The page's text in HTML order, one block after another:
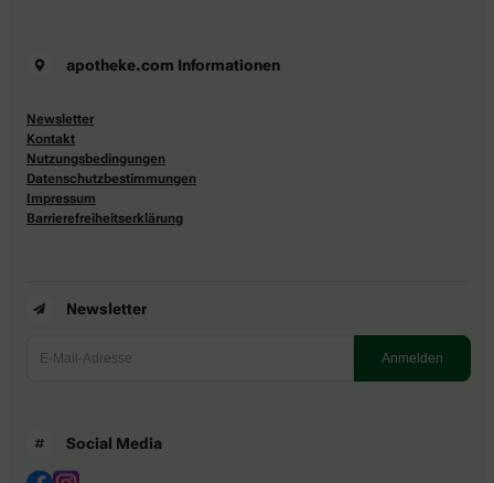
apotheke.com Informationen
Newsletter
Kontakt
Nutzungsbedingungen
Datenschutzbestimmungen
Impressum
Barrierefreiheitserklärung
Newsletter
Social Media